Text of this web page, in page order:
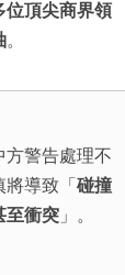
位頂尖商界領
。
方警告處理不
將導致「 碰撞
至衝突」。